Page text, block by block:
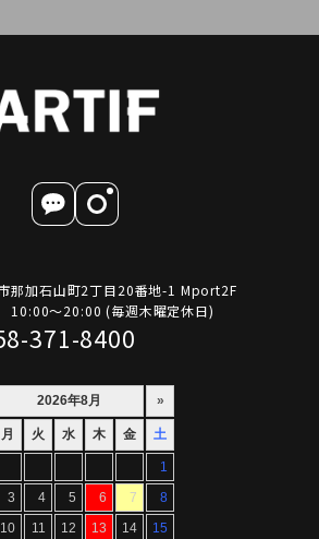
那加石山町2丁目20番地-1 Mport2F
10:00～20:00 (毎週木曜定休日)
371-8400